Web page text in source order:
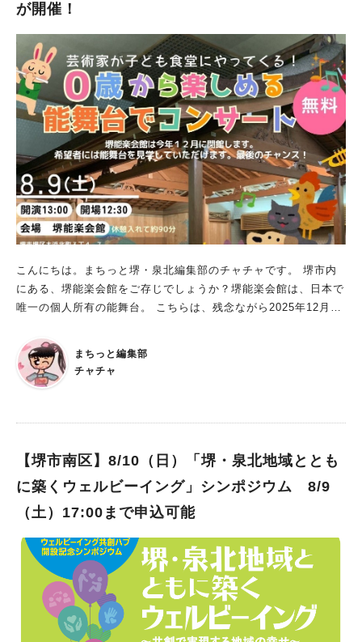
が開催！
こんにちは。まちっと堺・泉北編集部のチャチャです。 堺市内
にある、堺能楽会館をご存じでしょうか？堺能楽会館は、日本で
唯一の個人所有の能舞台。 こちらは、残念ながら2025年12月に
ートが開催予定です。 プロの音楽を楽しめるのはもちろん、希
望者には、能舞台を見学できるチャンスもあるそう！ 堺市内で
能舞台が見られる、最後の貴重な時間になるかもしれないので、
費：無料 主催：みいけ子ども食堂 ※申込フォームから予約必
いう、子ども向けの音楽イベントです。 堺市社協さんの助成が
あり、申込フォームから予約することで、付き添いの方も無料で
なるのは、これが最後！ 0歳から参加OKで、授乳・おむつ替え
スペースもあり、演奏中の入退室自由です。 さらに希望者は、
能舞台の見学もできて、能舞台にあがることができるかも！？
主催者さんによると、子どもだけでなく、大人の方だけでも参加
OKとのこと。 この貴重な機会を見逃さないでくださいね！ 堺
まちっと編集部
チャチャ
【堺市南区】8/10（日）「堺・泉北地域ととも
に築くウェルビーイング」シンポジウム 8/9
（土）17:00まで申込可能